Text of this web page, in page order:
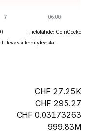
Tietolähde: CoinGecko
kehityksestä.
27.25K
295.27
0.03173263
999.83M